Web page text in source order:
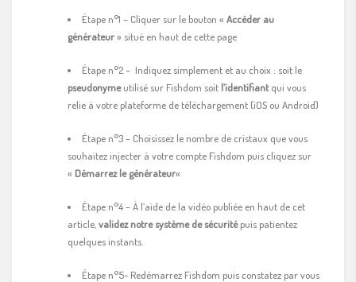
Étape n°1 – Cliquer sur le bouton « Accéder au
générateur» situé en haut de cette page
Étape n°2 – Indiquez simplement et au choix : soit le
pseudonymeutilisé sur Fishdom soit l’identifiantqui vous
relie à votre plateforme de téléchargement (iOS ou Android)
Étape n°3 – Choisissez le nombre de cristaux que vous
souhaitez injecter à votre compte Fishdom puis cliquez sur
« Démarrez le générateur«
Étape n°4 – À l’aide de la vidéo publiée en haut de cet
article, validez notre système de sécuritépuis patientez
quelques instants.
Étape n°5- Redémarrez Fishdom puis constatez par vous